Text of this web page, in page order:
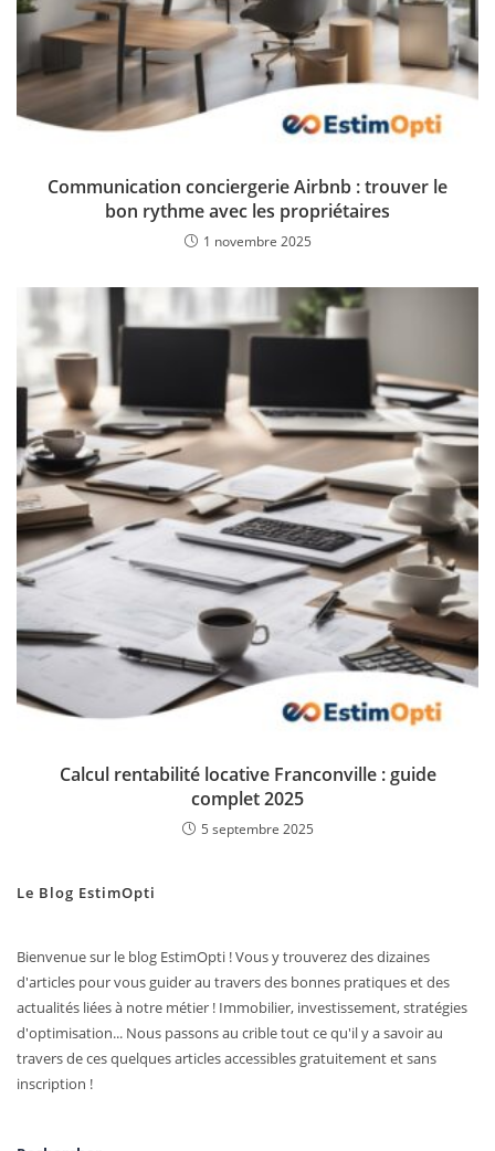
Communication conciergerie Airbnb : trouver le
bon rythme avec les propriétaires
1 novembre 2025
Calcul rentabilité locative Franconville : guide
complet 2025
5 septembre 2025
Le Blog EstimOpti
Bienvenue sur le blog EstimOpti ! Vous y trouverez des dizaines
d'articles pour vous guider au travers des bonnes pratiques et des
actualités liées à notre métier ! Immobilier, investissement, stratégies
d'optimisation... Nous passons au crible tout ce qu'il y a savoir au
travers de ces quelques articles accessibles gratuitement et sans
inscription !